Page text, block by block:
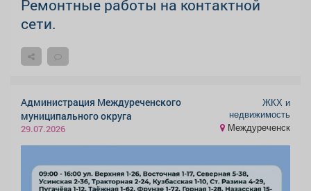
Ремонтные работы на контактной
сети.
Администрация Междуреченского
муниципального округа
29.07.2026
ЖКХ и
недвижимость
Междуреченск